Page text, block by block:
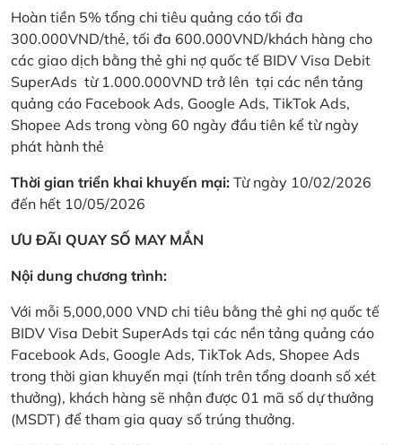
Hoàn tiền 5% tổng chi tiêu quảng cáo tối đa
300.000VND/thẻ, tối đa 600.000VND/khách hàng cho
các giao dịch bằng thẻ ghi nợ quốc tế BIDV Visa Debit
SuperAds từ 1.000.000VND trở lên tại các nền tảng
quảng cáo Facebook Ads, Google Ads, TikTok Ads,
Shopee Ads trong vòng 60 ngày đầu tiên kể từ ngày
phát hành thẻ
Thời gian triển khai khuyến mại: Từ ngày 10/02/2026
đến hết 10/05/2026
ƯU ĐÃI QUAY SỐ MAY MẮN
Nội dung chương trình:
Với mỗi 5,000,000 VND chi tiêu bằng thẻ ghi nợ quốc tế
BIDV Visa Debit SuperAds tại các nền tảng quảng cáo
Facebook Ads, Google Ads, TikTok Ads, Shopee Ads
trong thời gian khuyến mại (tính trên tổng doanh số xét
thưởng), khách hàng sẽ nhận được 01 mã số dự thưởng
(MSDT) để tham gia quay số trúng thưởng.